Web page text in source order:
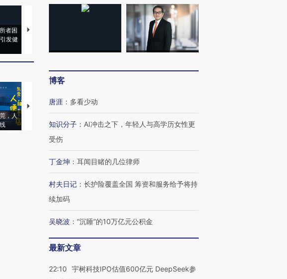
者困
发健
视线｜HYROX的吸金
马航飞行员跨国走私7万
粒摇头丸 尿检体内含3种
视线｜被称为“蟑螂”的印
度Z世代 用街头抗争将教
育部长拱下台
，人
【推广】走进第四届链博
会，让数智科技“链”接产
【特别呈现】寻找100种
有意思的生活方式·第三对
CFO：不靠规模取胜，华
住三大增长引擎是什么？
博客
唐涯 ： 多看少动
知识分子 ： AI冲击之下，年轻人与高学历女性更
受伤
丁金坤 ： 耳闻目睹的几位律师
村夫日记 ： 长护险覆盖全国 筹资和服务给予将持
续加码
吴晓波 ： “沉睡”的10万亿元公积金
最新文章
22:10
宇树科技IPO估值600亿元 DeepSeek参